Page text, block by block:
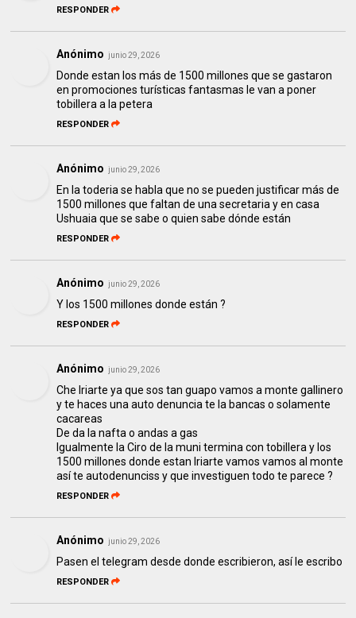
RESPONDER
Anónimo junio 29, 2026
Donde estan los más de 1500 millones que se gastaron
en promociones turísticas fantasmas le van a poner
tobillera a la petera
RESPONDER
Anónimo junio 29, 2026
En la toderia se habla que no se pueden justificar más de
1500 millones que faltan de una secretaria y en casa
Ushuaia que se sabe o quien sabe dónde están
RESPONDER
Anónimo junio 29, 2026
Y los 1500 millones donde están ?
RESPONDER
Anónimo junio 29, 2026
Che Iriarte ya que sos tan guapo vamos a monte gallinero
y te haces una auto denuncia te la bancas o solamente
cacareas
De da la nafta o andas a gas
Igualmente la Ciro de la muni termina con tobillera y los
1500 millones donde estan Iriarte vamos vamos al monte
así te autodenunciss y que investiguen todo te parece ?
RESPONDER
Anónimo junio 29, 2026
Pasen el telegram desde donde escribieron, así le escribo
RESPONDER